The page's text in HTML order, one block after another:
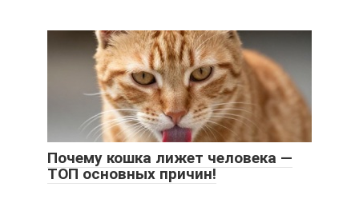
Почему кошка лижет человека —
ТОП основных причин!